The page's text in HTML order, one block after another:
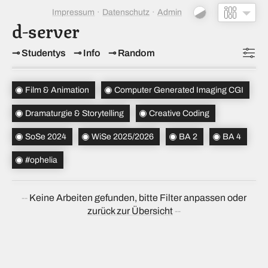
d-server
Studentys Info Random
Impressum Datenschutz Admin
Topics(4)
Studiensemester (2)
Bachelorsemester(2)
Sortierung
Film & Animation Computer Generated Imaging CGI
Dramaturgie & Storytelling Creative Coding
SoSe 2024 WiSe 2025/2026 BA 2 BA 4
#ophelia
Keine Arbeiten gefunden, bitte Filter anpassen oder
zurück zur Übersicht